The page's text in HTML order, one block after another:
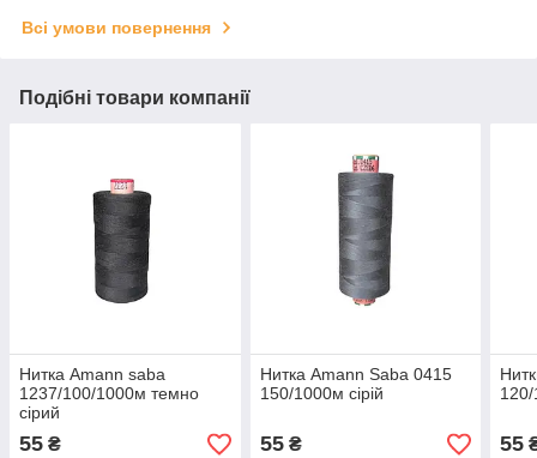
Всі умови повернення
Подібні товари компанії
Нитка Amann saba
1237/100/1000м темно
сірий
55 ₴
Нитка Amann Saba 0415
150/1000м ciрій
55₴ 55